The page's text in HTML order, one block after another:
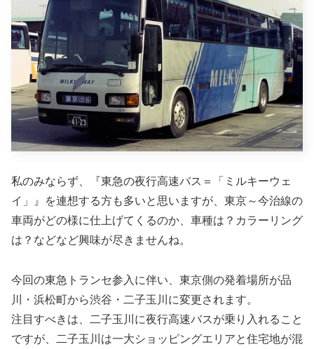
私のみならず、『東急の夜行高速バス＝「ミルキーウェ
イ」』を連想する方も多いと思いますが、東京～今治線の
車両がどの様に仕上げてくるのか、車種は？カラーリング
は？などなど興味が尽きませんね。
今回の東急トランセ参入に伴い、東京側の発着場所が品
川・浜松町から渋谷・二子玉川に変更されます。
注目すべきは、二子玉川に夜行高速バスが乗り入れること
ですが、二子玉川は一大ショッピングエリアと住宅地が混